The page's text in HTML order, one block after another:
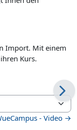
Import. Mit einem
Kurs.
- Video →